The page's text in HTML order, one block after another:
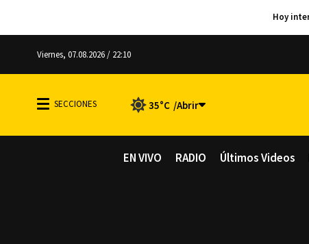
Viernes, 07.08.2026 / 22:10
35°C
EN VIVO RADIO Últimos Videos